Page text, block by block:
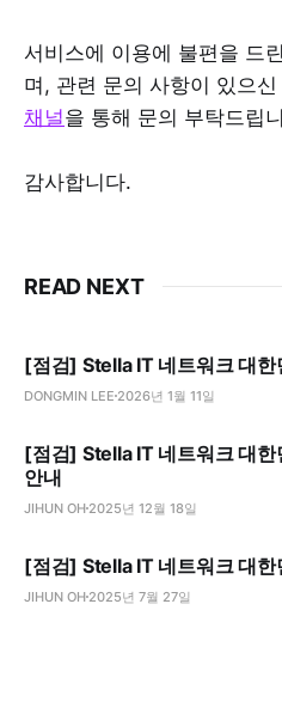
서비스에 이용에 불편을 드
며, 관련 문의 사항이 있으신
채널을 통해 문의 부탁드립
감사합니다.
READ NEXT
[점검] Stella IT 네트워크 대한
DONGMIN LEE 2026년 1월 11일
[점검] Stella IT 네트워크 대한
안내
JIHUN OH 2025년 12월 18일
[점검] Stella IT 네트워크 대한
JIHUN OH 2025년 7월 27일